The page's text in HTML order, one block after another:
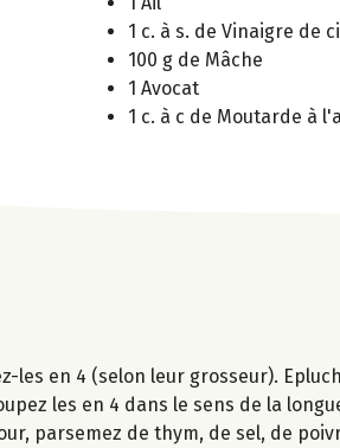
1 c. à s. de Vinaigre de
100 g de Mâche
1 Avocat
1 c. à c de Moutarde à
les en 4 (selon leur grosseur).
les en 4 dans le sens de la
parsemez de thym, de sel, de